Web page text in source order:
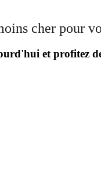
cher pour
et profitez